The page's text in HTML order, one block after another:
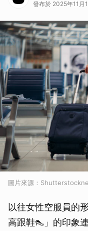
發布於 2025年11月
圖片來源：
以往女性空服員的
高跟鞋👠」的印象